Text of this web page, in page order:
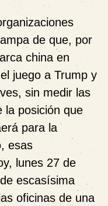
de que, por
china en
juego a Trump y
sin medir las
la posición que
para la
esas
lunes 27 de
escasísima
oficinas de una